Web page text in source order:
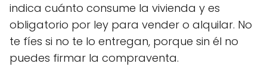
indica cuánto consume la vivienda y es
obligatorio por ley para vender o alquilar. No
te fíes si no te lo entregan, porque sin él no
puedes firmar la compraventa.